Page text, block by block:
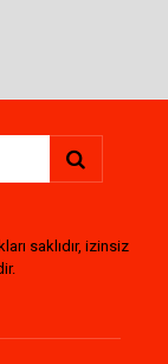
saklıdır, izinsiz